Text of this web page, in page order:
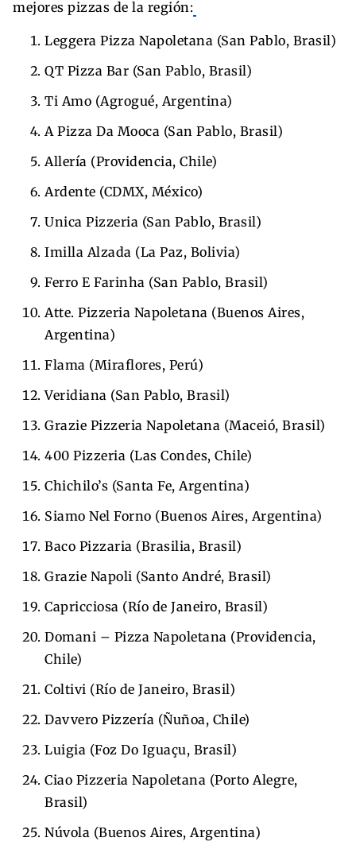
mejores pizzas de la región:
Leggera Pizza Napoletana (San Pablo, Brasil)
QT Pizza Bar (San Pablo, Brasil)
Ti Amo (Agrogué, Argentina)
A Pizza Da Mooca (San Pablo, Brasil)
Allería (Providencia, Chile)
Ardente (CDMX, México)
Unica Pizzeria (San Pablo, Brasil)
Imilla Alzada (La Paz, Bolivia)
Ferro E Farinha (San Pablo, Brasil)
Atte. Pizzeria Napoletana (Buenos Aires,
Argentina)
Flama (Miraflores, Perú)
Veridiana (San Pablo, Brasil)
Grazie Pizzeria Napoletana (Maceió, Brasil)
400 Pizzeria (Las Condes, Chile)
Chichilo’s (Santa Fe, Argentina)
Siamo Nel Forno (Buenos Aires, Argentina)
Baco Pizzaria (Brasilia, Brasil)
Grazie Napoli (Santo André, Brasil)
Capricciosa (Río de Janeiro, Brasil)
Domani – Pizza Napoletana (Providencia,
Chile)
Coltivi (Río de Janeiro, Brasil)
Davvero Pizzería (Ñuñoa, Chile)
Luigia (Foz Do Iguaçu, Brasil)
Ciao Pizzeria Napoletana (Porto Alegre,
Brasil)
Núvola (Buenos Aires, Argentina)